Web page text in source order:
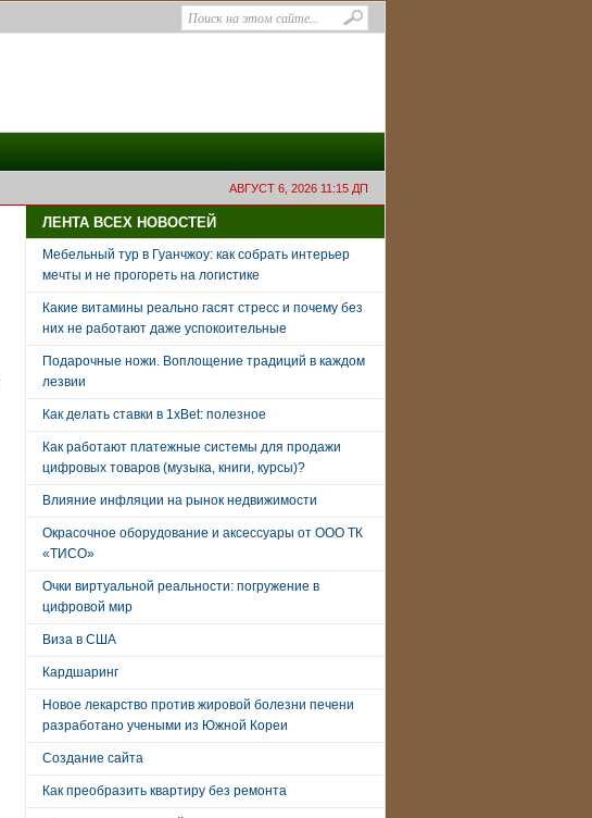
АВГУСТ 6, 2026 11:15 ДП
ЛЕНТА ВСЕХ НОВОСТЕЙ
Мебельный тур в Гуанчжоу: как собрать интерьер
мечты и не прогореть на логистике
Какие витамины реально гасят стресс и почему без
них не работают даже успокоительные
Подарочные ножи. Воплощение традиций в каждом
лезвии
Как делать ставки в 1xBet: полезное
Как работают платежные системы для продажи
цифровых товаров (музыка, книги, курсы)?
Влияние инфляции на рынок недвижимости
Окрасочное оборудование и аксессуары от ООО ТК
«ТИСО»
Очки виртуальной реальности: погружение в
цифровой мир
Виза в США
Кардшаринг
Новое лекарство против жировой болезни печени
разработано учеными из Южной Кореи
Создание сайта
Как преобразить квартиру без ремонта